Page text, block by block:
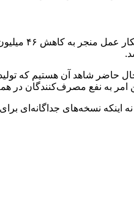
تأثیر آن‌ها می‌تواند فراتر از ۲۷ کشور عضو گسترش یابد. ما در حال
امر به نفع مصرف‌کنندگان در
اینکه نسخه‌های جداگانه‌ای